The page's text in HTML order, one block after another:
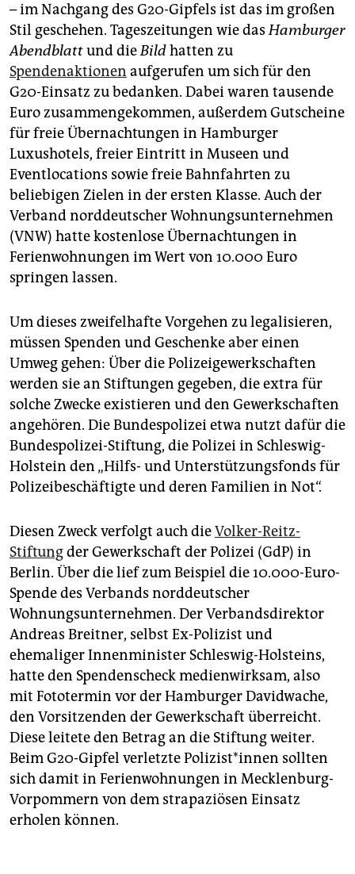
– im Nachgang des G20-Gipfels ist das im großen
Stil geschehen. Tageszeitungen wie dasHamburger
Abendblattund dieBildhatten zu
Spendenaktionen aufgerufen um sich für den
G20-Einsatz zu bedanken. Dabei waren tausende
Euro zusammengekommen, außerdem Gutscheine
für freie Übernachtungen in Hamburger
Luxushotels, freier Eintritt in Museen und
Eventlocations sowie freie Bahnfahrten zu
beliebigen Zielen in der ersten Klasse. Auch der
Verband norddeutscher Wohnungsunternehmen
(VNW) hatte kostenlose Übernachtungen in
Ferienwohnungen im Wert von 10.000 Euro
springen lassen.
Um dieses zweifelhafte Vorgehen zu legalisieren,
müssen Spenden und Geschenke aber einen
Umweg gehen: Über die Polizeigewerkschaften
werden sie an Stiftungen gegeben, die extra für
solche Zwecke existieren und den Gewerkschaften
angehören. Die Bundespolizei etwa nutzt dafür die
Bundespolizei-Stiftung, die Polizei in Schleswig-
Holstein den „Hilfs- und Unterstützungsfonds für
Polizeibeschäftigte und deren Familien in Not“.
Diesen Zweck verfolgt auch dieVolker-Reitz-
Stiftungder Gewerkschaft der Polizei (GdP) in
Berlin. Über die lief zum Beispiel die 10.000-Euro-
Spende des Verbands norddeutscher
Wohnungsunternehmen. Der Verbandsdirektor
Andreas Breitner, selbst Ex-Polizist und
ehemaliger Innenminister Schleswig-Holsteins,
hatte den Spendenscheck medienwirksam, also
mit Fototermin vor der Hamburger Davidwache,
den Vorsitzenden der Gewerkschaft überreicht.
Diese leitete den Betrag an die Stiftung weiter.
Beim G20-Gipfel verletzte Polizist*innen sollten
sich damit in Ferienwohnungen in Mecklenburg-
Vorpommern von dem strapaziösen Einsatz
erholen können.